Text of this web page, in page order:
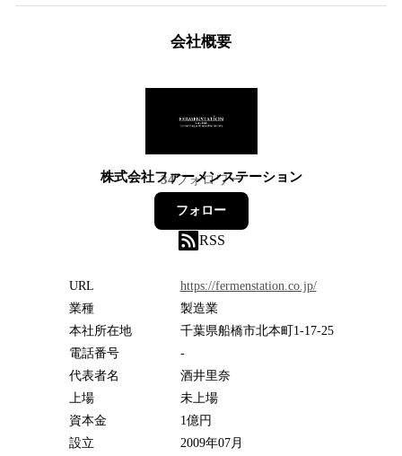
会社概要
株式会社ファーメンステーション
34フォロワー
フォロー
RSS
URL
https://fermenstation.co.jp/
業種
製造業
本社所在地
千葉県船橋市北本町1-17-25
電話番号
-
代表者名
酒井里奈
上場
未上場
資本金
1億円
設立
2009年07月